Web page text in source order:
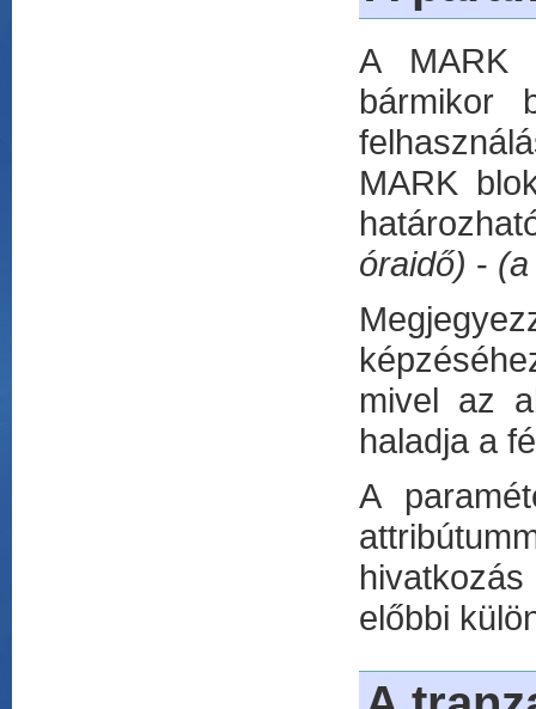
A MARK
bármikor
MARK
óraidő) -
mivel az
haladja a
A
előbbi